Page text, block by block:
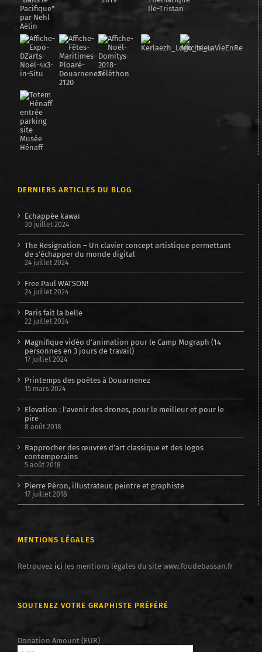
DERNIERS ARTICLES DU BLOG
Echappée kawaï
30 juillet 2024
The Resignation – Un clavier concept artistique permettant
de s’échapper du monde digital
24 juillet 2024
Free Paul WATSON!
24 juillet 2024
Paris fait la belle
22 juillet 2024
Magnifique vidéo d’animation pour le Camp Mograph (14
personnes en 3 jours de travail)
17 juillet 2024
Printemps des poètes à Douarnenez
15 mars 2024
Elevation : l’avenir des drones, pour le meilleur et pour le
pire
8 août 2018
Rapprocher des œuvres d’art classique et des logos
contemporains
5 août 2018
Pierre Péron, illustrateur, peintre et graphiste
17 juillet 2018
MENTIONS LÉGALES
Retrouvez ici les mentions légales du site www.foudebassan.fr
SOUTENEZ VOTRE GRAPHISTE PRÉFÉRÉ
Donation Amount (EUR)